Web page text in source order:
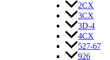
2CX
3CX
3D-4
4CX
527-67
926